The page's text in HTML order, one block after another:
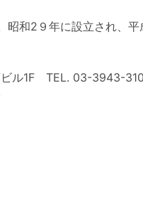
和2９年に設立され、平
ビル1F TEL. 03-3943-